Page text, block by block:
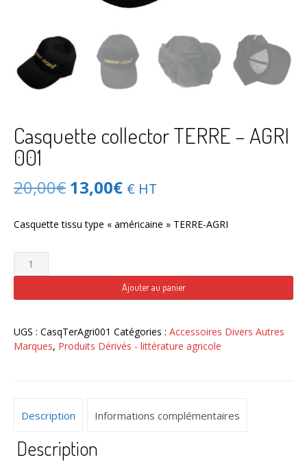
Casquette collector TERRE – AGRI
001
20,00€ Le
initial
20,00€.
13,00€Le
13,00€.
€ HT
Casquette tissu type « américaine » TERRE-AGRI
quantité
de
collector
-
AGRI
Ajouter au panier
UGS : CasqTerAgri001 Catégories : Accessoires Divers Autres
Marques, Produits Dérivés - littérature agricole
Description Informations complémentaires
Description